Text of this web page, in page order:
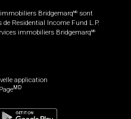
BridgemarqMD
sont
de Residential Income Fund L.P.
immobiliers BridgemarqMD
application
MD